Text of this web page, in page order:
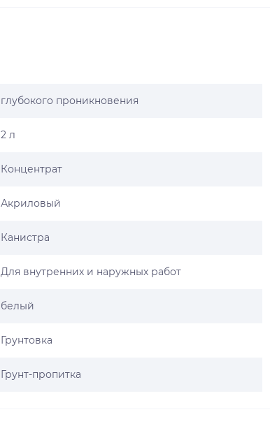
глубокого проникновения
2 л
Концентрат
Акриловый
Канистра
Для внутренних и наружных работ
белый
Грунтовка
Грунт-пропитка